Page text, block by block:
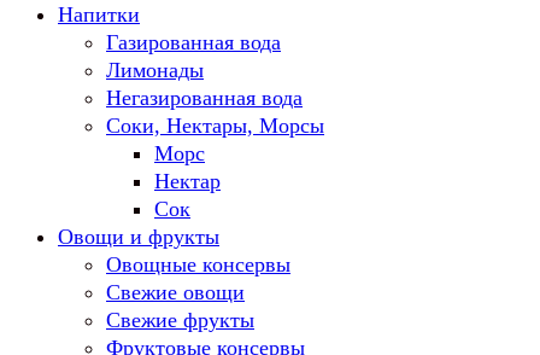
Напитки
Газированная вода
Лимонады
Негазированная вода
Соки, Нектары, Морсы
Морс
Нектар
Сок
Овощи и фрукты
Овощные консервы
Свежие овощи
Свежие фрукты
Фруктовые консервы